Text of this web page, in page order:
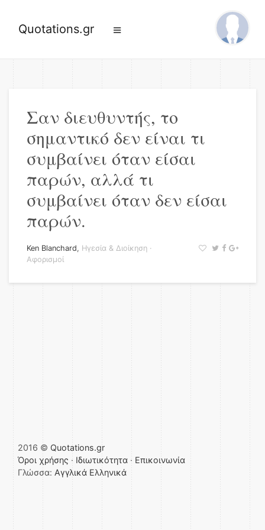
Quotations.gr
Σαν διευθυντής, το
σημαντικό δεν είναι τι
συμβαίνει όταν είσαι
παρών, αλλά τι
συμβαίνει όταν δεν είσαι
παρών.
Ken Blanchard, Ηγεσία & Διοίκηση ·
Αφορισμοί
2016 © Quotations.gr
Όροι χρήσης · Ιδιωτικότητα · Επικοινωνία
Γλώσσα: Αγγλικά Ελληνικά